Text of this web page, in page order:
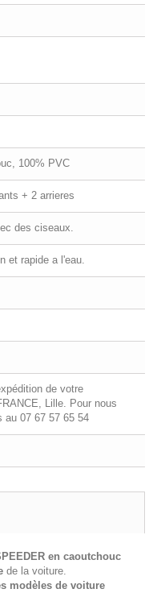
100% PVC
+ 2 arrieres
des ciseaux.
et rapide a l'eau.
de votre
Lille. Pour nous
au 07 67 57 65 54
en caoutchouc
de la voiture.
modèles de voiture